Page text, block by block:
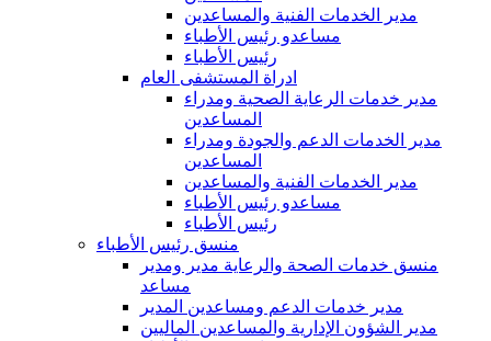
مدير الخدمات الفنية والمساعدين
مساعدو رئيس الأطباء
رئيس الأطباء
ادراة المستشفى العام
مدير خدمات الرعاية الصحية ومدراء
المساعدين
مدير الخدمات الدعم والجودة ومدراء
المساعدين
مدير الخدمات الفنية والمساعدين
مساعدو رئيس الأطباء
رئيس الأطباء
منسق رئيس الأطباء
منسق خدمات الصحة والرعاية مدير ومدير
مساعد
مدير خدمات الدعم ومساعدين المدير
مدير الشؤون الإدارية والمساعدين الماليين